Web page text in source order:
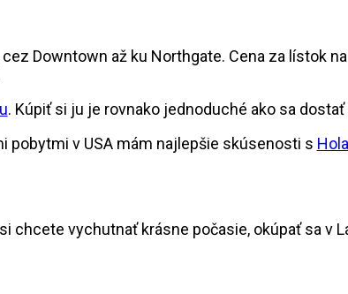
Downtown až ku Northgate. Cena za lístok
. Kúpiť si ju je rovnako jednoduché ako sa
pobytmi v USA mám najlepšie skúsenosti s
chcete vychutnať krásne počasie, okúpať sa v